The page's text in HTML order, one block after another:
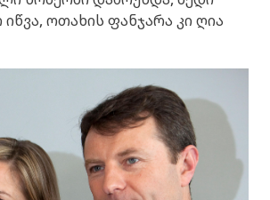
ოთახის ფანჯარა კი ღია